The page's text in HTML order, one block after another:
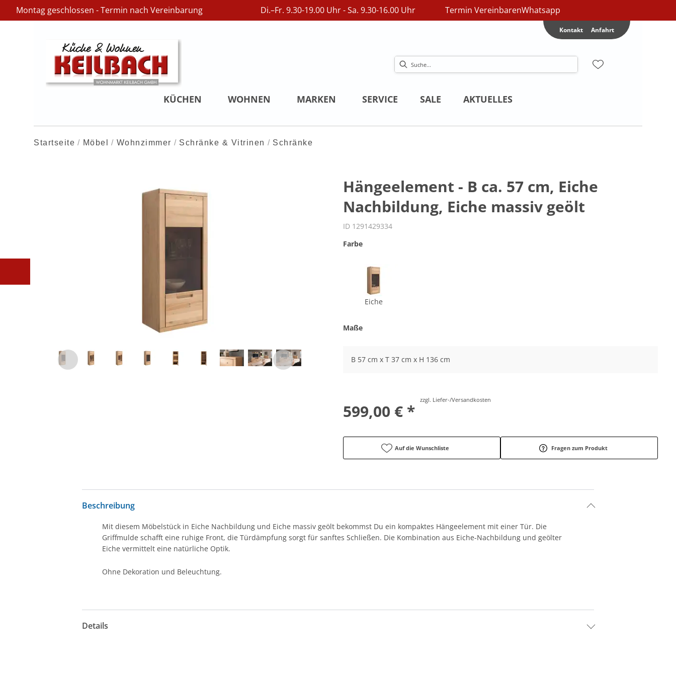
Montag geschlossen - Termin nach Vereinbarung Di.–Fr. 9.30-19.00 Uhr - Sa. 9.30-16.00 Uhr Termin VereinbarenWhatsapp
Kontakt Anfahrt
KÜCHEN WOHNEN MARKEN SERVICE SALE AKTUELLES
Startseite Möbel Wohnzimmer Schränke & Vitrinen Schränke
Hängeelement - B ca. 57 cm, Eiche
Nachbildung, Eiche massiv geölt
ID 1291429334
Farbe
Eiche
Maße
B 57 cm x T 37 cm x H 136 cm
599,00 € *
zzgl. Liefer-/Versandkosten
Auf die Wunschliste Fragen zum Produkt
Beschreibung
Mit diesem Möbelstück in Eiche Nachbildung und Eiche massiv geölt bekommst Du ein kompaktes Hängeelement mit einer Tür. Die
Griffmulde schafft eine ruhige Front, die Türdämpfung sorgt für sanftes Schließen. Die Kombination aus Eiche-Nachbildung und geölter
Eiche vermittelt eine natürliche Optik.
Ohne Dekoration und Beleuchtung.
Details